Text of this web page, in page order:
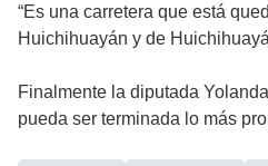
“Es una carretera que está
Huichihuayán y de
Finalmente la diputada
pueda ser terminada lo más